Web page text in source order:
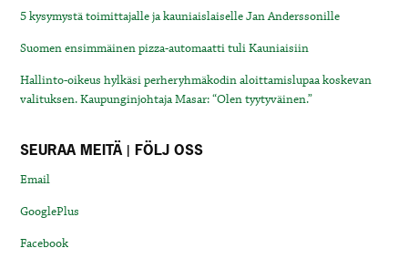
5 kysymystä toimittajalle ja kauniaislaiselle Jan Anderssonille
Suomen ensimmäinen pizza-automaatti tuli Kauniaisiin
Hallinto-oikeus hylkäsi perheryhmäkodin aloittamislupaa koskevan
valituksen. Kaupunginjohtaja Masar: “Olen tyytyväinen.”
SEURAA MEITÄ | FÖLJ OSS
Email
GooglePlus
Facebook